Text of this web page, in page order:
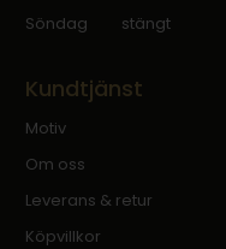
Söndag
stängt
Kundtjänst
Motiv
Om oss
Leverans & retur
Köpvillkor